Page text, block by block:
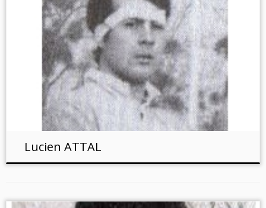
Lucien ATTAL